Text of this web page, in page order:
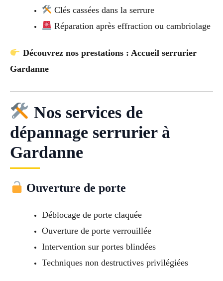
Clés cassées dans la serrure
Réparation après effraction ou cambriolage
Découvrez nos prestations : Accueil serrurier
Gardanne
Nos services de
dépannage serrurier à
Gardanne
Ouverture de porte
Déblocage de porte claquée
Ouverture de porte verrouillée
Intervention sur portes blindées
Techniques non destructives privilégiées